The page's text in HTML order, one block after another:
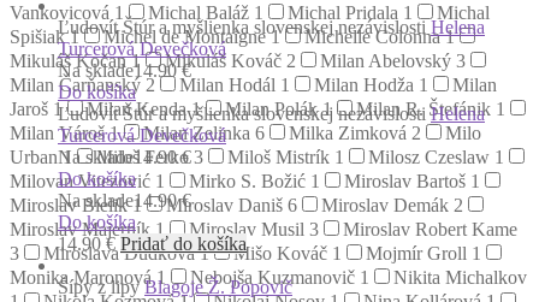
Vankovicová 1 Michal Baláž 1 Michal Pridala 1
Michal
Spišiak1 Michel de Montaigne1 Michelle Colonna1
Mikuláš Kočan1 Mikuláš Kováč 2 Milan Abelovský 3
Milan Čarňanský 2 Milan Hodál 1 Milan Hodža 1
Milan
Jaroš 1 Milan Kenda1 Milan Polák1 Milan R. Štefánik 1
Milan Vároš1 Milan Zelinka 6 Milka Zimková 2
Milo
Urban1 Miloš Ferko3 Miloš Mistrík 1 Milosz Czeslaw 1
Milovan Vitezović 1 Mirko S. Božić 1 Miroslav Bartoš 1
Miroslav Bielik1 Miroslav Daniš 6 Miroslav Demák 2
Miroslav Majerník 1 Miroslav Musil 3
Miroslav Robert Kame
3
Miroslava Dudková1 Mišo Kováč 1 Mojmír Groll 1
Monika Maronová1 Nebojša Kuzmanovič 1
Nikita Michalkov
Ľudovít Štúr a myšlienka slovenskej nezávislosti Helena
Turcerová Devečková
Na sklade14.90 €
Do košíka
Ľudovít Štúr a myšlienka slovenskej nezávislosti Helena
Turcerová Devečková
Na sklade14.90 €
Do košíka
Na sklade14.90 €
Do košíka
14.90 € Pridať do košíka
Šípy z lipy Blagoje Ž. Popovič